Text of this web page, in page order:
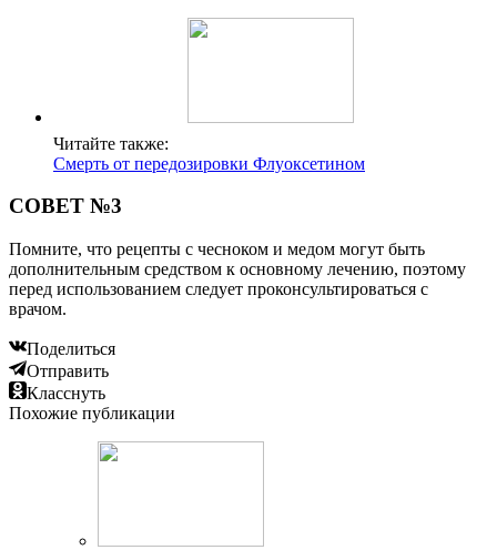
Читайте также:
Смерть от передозировки Флуоксетином
СОВЕТ №3
Помните, что рецепты с чесноком и медом могут быть
дополнительным средством к основному лечению, поэтому
перед использованием следует проконсультироваться с
врачом.
Поделиться
Отправить
Класснуть
Похожие публикации